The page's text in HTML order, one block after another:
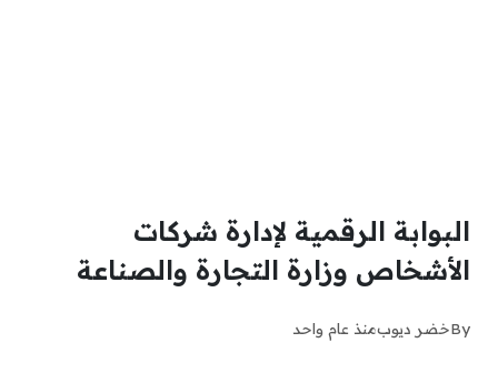
البوابة الرقمية لإدارة شركات
الأشخاص وزارة التجارة والصناعة
Byخضر ديوبمنذ عام واحد